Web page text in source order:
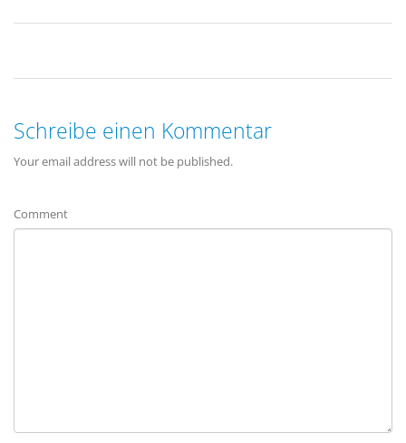
Schreibe einen Kommentar
Your email address will not be published.
Comment